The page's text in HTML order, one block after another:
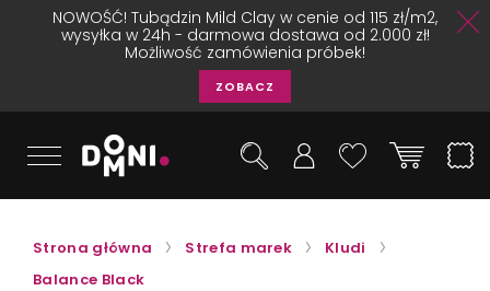
NOWOŚĆ! Tubądzin Mild Clay w cenie od 115 zł/m2,
wysyłka w 24h - darmowa dostawa od 2.000 zł!
Możliwość zamówienia próbek!
ZOBACZ
Strona główna Strefa marek
Kludi
Balance Black